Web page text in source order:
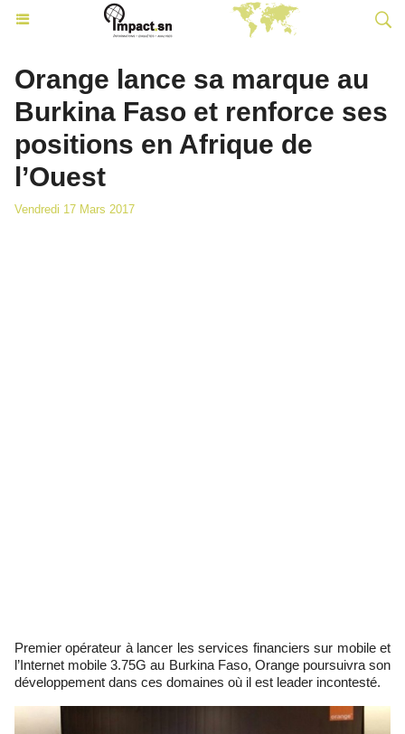
Orange lance sa marque au
Burkina Faso et renforce ses
positions en Afrique de
l’Ouest
Vendredi 17 Mars 2017
Premier opérateur à lancer les services financiers sur mobile et
l’Internet mobile 3.75G au Burkina Faso, Orange poursuivra son
développement dans ces domaines où il est leader incontesté.